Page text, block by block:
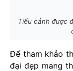
Tiểu cảnh được
Để tham khảo
đại đẹp mang